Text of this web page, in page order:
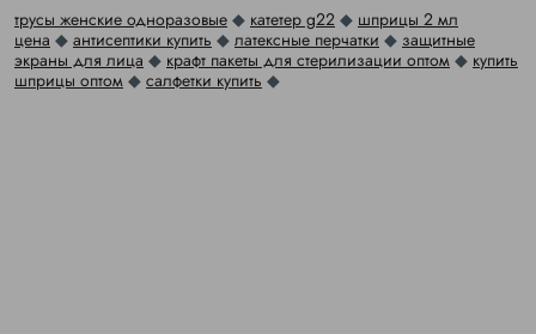
трусы женские одноразовые ◆ катетер g22 ◆ шприцы 2 мл
цена ◆ антисептики купить ◆ латексные перчатки ◆ защитные
экраны для лица ◆ крафт пакеты для стерилизации оптом ◆ купить
шприцы оптом ◆ салфетки купить ◆